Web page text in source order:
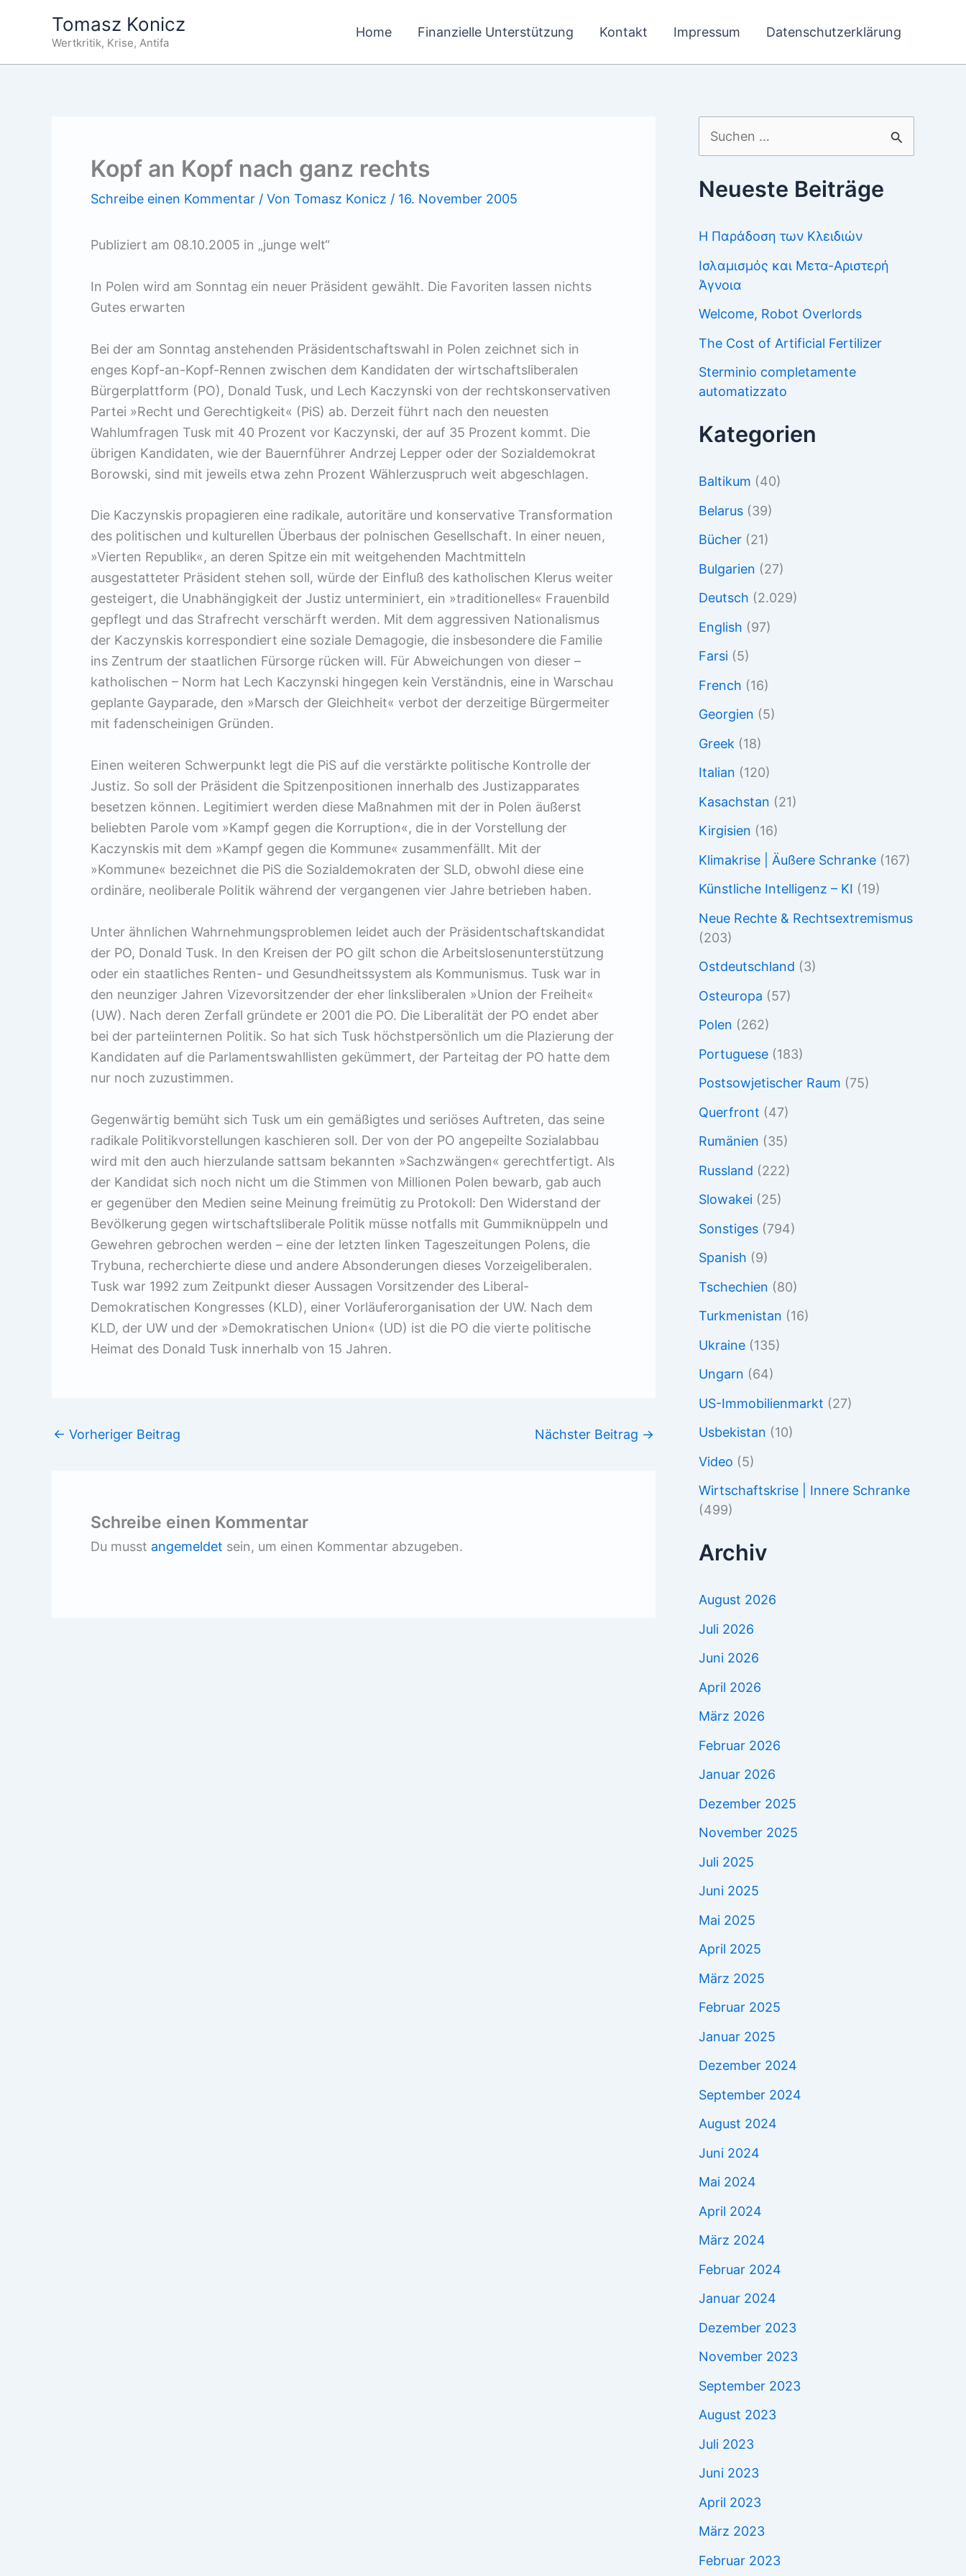
Tomasz Konicz
Wertkritik, Krise, Antifa
Home Finanzielle Unterstützung Kontakt Impressum Datenschutzerklärung
Kopf an Kopf nach ganz rechts
Schreibe einen Kommentar / Von Tomasz Konicz / 16. November 2005
Publiziert am 08.10.2005 in „junge welt“
In Polen wird am Sonntag ein neuer Präsident gewählt. Die Favoriten lassen nichts
Gutes erwarten
Bei der am Sonntag anstehenden Präsidentschaftswahl in Polen zeichnet sich in
enges Kopf-an-Kopf-Rennen zwischen dem Kandidaten der wirtschaftsliberalen
Bürgerplattform (PO), Donald Tusk, und Lech Kaczynski von der rechtskonservativen
Partei »Recht und Gerechtigkeit« (PiS) ab. Derzeit führt nach den neuesten
Wahlumfragen Tusk mit 40 Prozent vor Kaczynski, der auf 35 Prozent kommt. Die
übrigen Kandidaten, wie der Bauernführer Andrzej Lepper oder der Sozialdemokrat
Borowski, sind mit jeweils etwa zehn Prozent Wählerzuspruch weit abgeschlagen.
Die Kaczynskis propagieren eine radikale, autoritäre und konservative Transformation
des politischen und kulturellen Überbaus der polnischen Gesellschaft. In einer neuen,
»Vierten Republik«, an deren Spitze ein mit weitgehenden Machtmitteln
ausgestatteter Präsident stehen soll, würde der Einfluß des katholischen Klerus weiter
gesteigert, die Unabhängigkeit der Justiz unterminiert, ein »traditionelles« Frauenbild
gepflegt und das Strafrecht verschärft werden. Mit dem aggressiven Nationalismus
der Kaczynskis korrespondiert eine soziale Demagogie, die insbesondere die Familie
ins Zentrum der staatlichen Fürsorge rücken will. Für Abweichungen von dieser –
katholischen – Norm hat Lech Kaczynski hingegen kein Verständnis, eine in Warschau
geplante Gayparade, den »Marsch der Gleichheit« verbot der derzeitige Bürgermeiter
mit fadenscheinigen Gründen.
Einen weiteren Schwerpunkt legt die PiS auf die verstärkte politische Kontrolle der
Justiz. So soll der Präsident die Spitzenpositionen innerhalb des Justizapparates
besetzen können. Legitimiert werden diese Maßnahmen mit der in Polen äußerst
beliebten Parole vom »Kampf gegen die Korruption«, die in der Vorstellung der
Kaczynskis mit dem »Kampf gegen die Kommune« zusammenfällt. Mit der
»Kommune« bezeichnet die PiS die Sozialdemokraten der SLD, obwohl diese eine
ordinäre, neoliberale Politik während der vergangenen vier Jahre betrieben haben.
Unter ähnlichen Wahrnehmungsproblemen leidet auch der Präsidentschaftskandidat
der PO, Donald Tusk. In den Kreisen der PO gilt schon die Arbeitslosenunterstützung
oder ein staatliches Renten- und Gesundheitssystem als Kommunismus. Tusk war in
den neunziger Jahren Vizevorsitzender der eher linksliberalen »Union der Freiheit«
(UW). Nach deren Zerfall gründete er 2001 die PO. Die Liberalität der PO endet aber
bei der parteiinternen Politik. So hat sich Tusk höchstpersönlich um die Plazierung der
Kandidaten auf die Parlamentswahllisten gekümmert, der Parteitag der PO hatte dem
nur noch zuzustimmen.
Gegenwärtig bemüht sich Tusk um ein gemäßigtes und seriöses Auftreten, das seine
radikale Politikvorstellungen kaschieren soll. Der von der PO angepeilte Sozialabbau
wird mit den auch hierzulande sattsam bekannten »Sachzwängen« gerechtfertigt. Als
der Kandidat sich noch nicht um die Stimmen von Millionen Polen bewarb, gab auch
er gegenüber den Medien seine Meinung freimütig zu Protokoll: Den Widerstand der
Bevölkerung gegen wirtschaftsliberale Politik müsse notfalls mit Gummiknüppeln und
Gewehren gebrochen werden – eine der letzten linken Tageszeitungen Polens, die
Trybuna, recherchierte diese und andere Absonderungen dieses Vorzeigeliberalen.
Tusk war 1992 zum Zeitpunkt dieser Aussagen Vorsitzender des Liberal-
Demokratischen Kongresses (KLD), einer Vorläuferorganisation der UW. Nach dem
KLD, der UW und der »Demokratischen Union« (UD) ist die PO die vierte politische
Heimat des Donald Tusk innerhalb von 15 Jahren.
← Vorheriger Beitrag Nächster Beitrag →
Schreibe einen Kommentar
Du musst angemeldet sein, um einen Kommentar abzugeben.
Suchen
nach:
Neueste Beiträge
Η Παράδοση των Κλειδιών
Ισλαμισμός και Μετα-Αριστερή
Άγνοια
Welcome, Robot Overlords
The Cost of Artificial Fertilizer
Sterminio completamente
automatizzato
Kategorien
Baltikum (40)
Belarus (39)
Bücher (21)
Bulgarien (27)
Deutsch (2.029)
English (97)
Farsi (5)
French (16)
Georgien (5)
Greek (18)
Italian (120)
Kasachstan (21)
Kirgisien (16)
Klimakrise | Äußere Schranke (167)
Künstliche Intelligenz – KI (19)
Neue Rechte & Rechtsextremismus
(203)
Ostdeutschland (3)
Osteuropa (57)
Polen (262)
Portuguese (183)
Postsowjetischer Raum (75)
Querfront (47)
Rumänien (35)
Russland (222)
Slowakei (25)
Sonstiges (794)
Spanish (9)
Tschechien (80)
Turkmenistan (16)
Ukraine (135)
Ungarn (64)
US-Immobilienmarkt (27)
Usbekistan (10)
Video (5)
Wirtschaftskrise | Innere Schranke
(499)
Archiv
August 2026
Juli 2026
Juni 2026
April 2026
März 2026
Februar 2026
Januar 2026
Dezember 2025
November 2025
Juli 2025
Juni 2025
Mai 2025
April 2025
März 2025
Februar 2025
Januar 2025
Dezember 2024
September 2024
August 2024
Juni 2024
Mai 2024
April 2024
März 2024
Februar 2024
Januar 2024
Dezember 2023
November 2023
September 2023
August 2023
Juli 2023
Juni 2023
April 2023
März 2023
Februar 2023